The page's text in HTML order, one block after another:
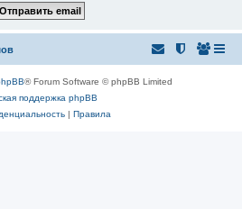
® Forum Software © phpBB Limited
поддержка phpBB
| Правила